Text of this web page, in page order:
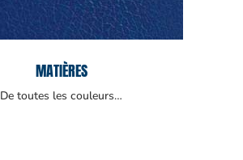
MATIÈRES
De toutes les couleurs…